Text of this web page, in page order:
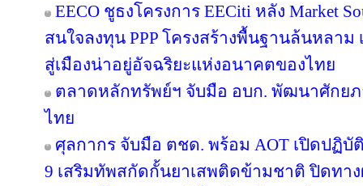
EECO ชูธงโครงการ EECiti หลัง Market
สนใจลงทุน PPP โครงสร้างพื้นฐานล้นหลา
สู่เมืองน่าอยู่อัจฉริยะแห่งอนาคตของไทย
ตลาดหลักทรัพย์ฯ จับมือ อบก. พัฒนาศักย
ไทย
ศุลกากร จับมือ ตชด. พร้อม AOT เปิดปฏิบัติ
9 เสริมทัพสกัดกั้นยาเสพติดข้ามชาติ ปิดท